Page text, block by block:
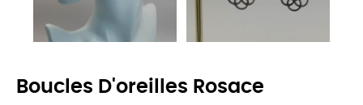
Boucles D'oreilles Rosace